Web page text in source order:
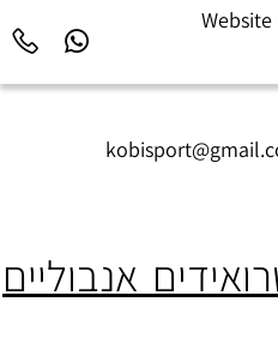
אנבוליים